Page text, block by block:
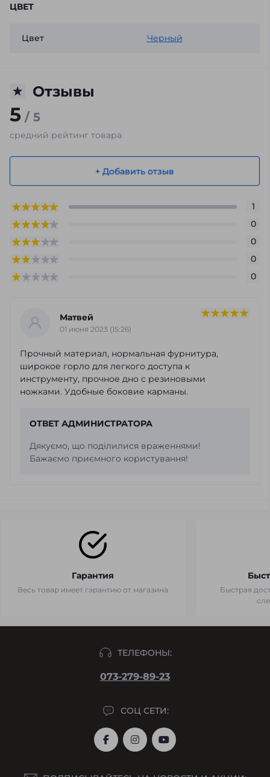
ЦВЕТ
Цвет Черный
Отзывы
5 / 5
средний рейтинг товара
+ Добавить отзыв
1
0
0
0
0
Матвей
01 июня 2023 (15:26)
Прочный материал, нормальная фурнитура,
широкое горло для легкого доступа к
инструменту, прочное дно с резиновыми
ножками. Удобные боковие карманы.
ОТВЕТ АДМИНИСТРАТОРА
Дякуємо, що поділилися враженнями!
Бажаємо приємного користування!
Гарантия
Весь товар имеет гарантию от магазина
Быстрая
ТЕЛЕФОНЫ:
073-279-89-23
СОЦ СЕТИ: